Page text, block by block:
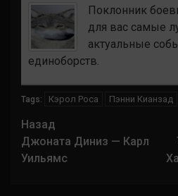
Поклонник
для вас самые
актуальные
единоборств.
Tags: Кэрол Роса Пэнни Кианзад
Навигация
записи
Назад
Джоната Диниз — Карл
Уильямс